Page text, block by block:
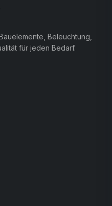
Beleuchtung,
für jeden Bedarf.